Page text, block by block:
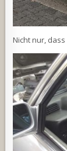
Nicht nur,